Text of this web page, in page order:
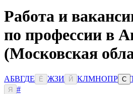
Работа и
по профессии в
(Московская
АБВГДЕ Ё ЖЗИ Й КЛМНОПР С
Я
#